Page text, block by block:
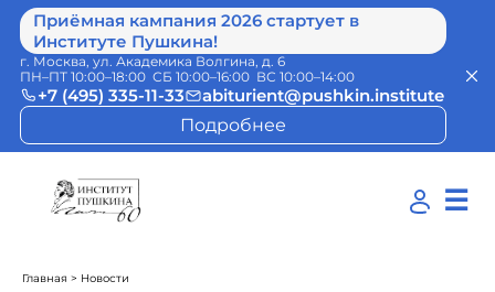
Приёмная кампания 2026 стартует в
Институте Пушкина!
г. Москва, ул. Академика Волгина, д. 6
ПН–ПТ 10:00–18:00 СБ 10:00–16:00 ВС 10:00–14:00
+7 (495) 335-11-33
abiturient@pushkin.institute
Подробнее
☰
Главная > Новости